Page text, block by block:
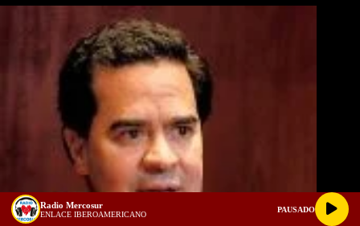
Radio Mercosur
ENLACE IBEROAMERICANO
PAUSADO